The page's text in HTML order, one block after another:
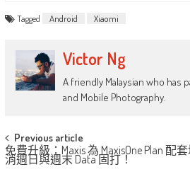
Tagged Android Xiaomi
Victor Ng
A friendly Malaysian who has
and Mobile Photography.
Post
navigation
Previous article
免費升級：Maxis 為 MaxisOne Plan 配
消週日與週末 Data 固打！